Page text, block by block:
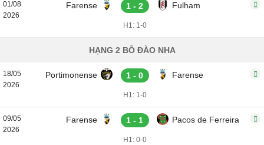
01/08
2026
Farense 1 - 2 Fulham
H1: 1-0
HẠNG 2 BỒ ĐÀO NHA
18/05
2026
Portimonense 1 - 0 Farense
H1: 1-0
09/05
2026
Farense 1 - 1 Pacos de Ferreira
H1: 0-0